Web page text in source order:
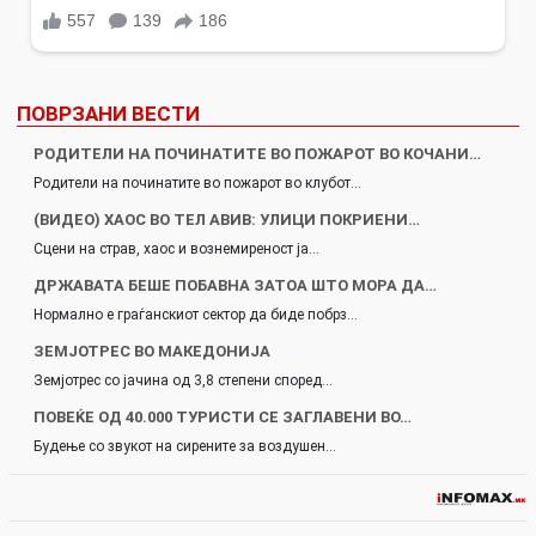
ПОВРЗАНИ ВЕСТИ
РОДИТЕЛИ НА ПОЧИНАТИТЕ ВО ПОЖАРОТ ВО КОЧАНИ…
Родители на починатите во пожарот во клубот…
(ВИДЕО) ХАОС ВО ТЕЛ АВИВ: УЛИЦИ ПОКРИЕНИ…
Сцени на страв, хаос и вознемиреност ја…
ДРЖАВАТА БЕШЕ ПОБАВНА ЗАТОА ШТО МОРА ДА…
Нормално е граѓанскиот сектор да биде побрз…
ЗЕМЈОТРЕС ВО МАКЕДОНИЈА
Земјотрес со јачина од 3,8 степени според…
ПОВЕЌЕ ОД 40.000 ТУРИСТИ СЕ ЗАГЛАВЕНИ ВО…
Будење со звукот на сирените за воздушен…